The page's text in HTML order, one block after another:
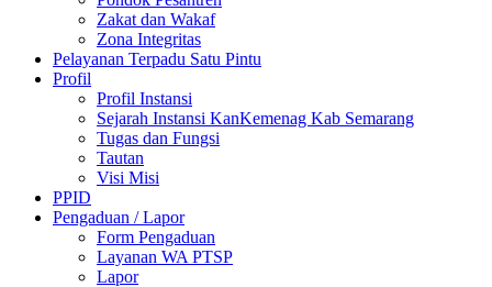
Zakat dan Wakaf
Zona Integritas
Pelayanan Terpadu Satu Pintu
Profil
Profil Instansi
Sejarah Instansi KanKemenag Kab Semarang
Tugas dan Fungsi
Tautan
Visi Misi
PPID
Pengaduan / Lapor
Form Pengaduan
Layanan WA PTSP
Lapor